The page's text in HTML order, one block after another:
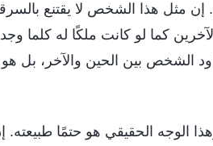
مثل هذا الشخص لا يقتنع
كما لو كانت ملكًا له كلما وجد
الشخص بين الحين والآخر، بل هو
الوجه الحقيقي هو حتمًا طبيعته.